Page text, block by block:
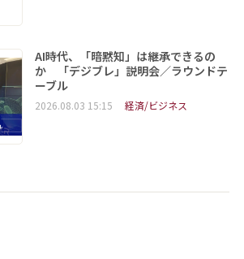
AI時代、「暗黙知」は継承できるの
か 「デジブレ」説明会／ラウンドテ
ーブル
2026.08.03 15:15 経済/ビジネス